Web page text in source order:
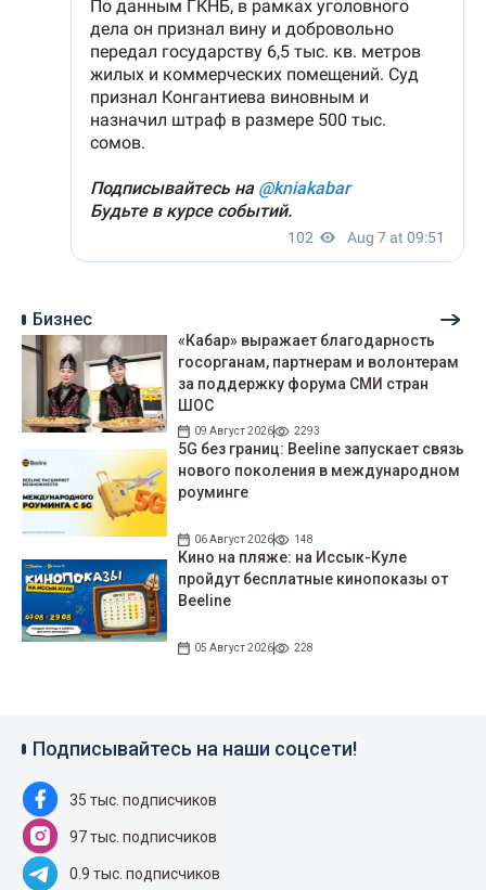
Бизнес
«Кабар» выражает благодарность
госорганам, партнерам и волонтерам
за поддержку форума СМИ стран
ШОС
09 Август 2026 2293
5G без границ: Beeline запускает связь
нового поколения в международном
роуминге
06 Август 2026 148
Кино на пляже: на Иссык-Куле
пройдут беcплатные кинопоказы от
Beeline
05 Август 2026 228
Подписывайтесь на наши соцсети!
35 тыс. подписчиков
97 тыс. подписчиков
0.9 тыс. подписчиков